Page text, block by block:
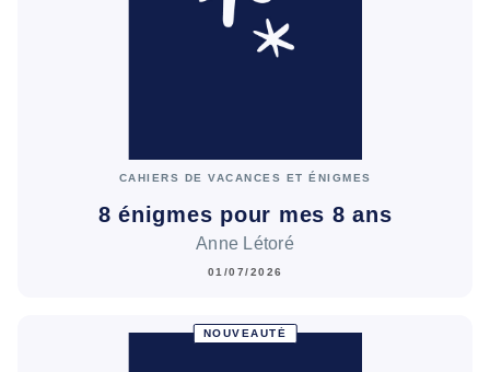
CAHIERS DE VACANCES ET ÉNIGMES
8 énigmes pour mes 8 ans
Anne Létoré
01/07/2026
NOUVEAUTÉ